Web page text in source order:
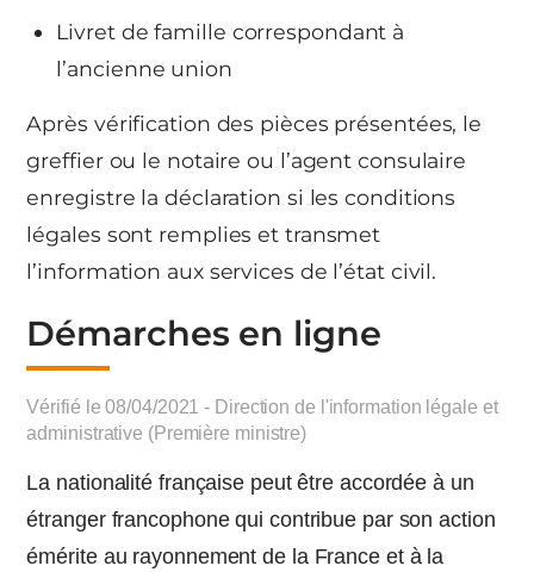
Livret de famille correspondant à
l’ancienne union
Après vérification des pièces présentées, le
greffier ou le notaire ou l’agent consulaire
enregistre la déclaration si les conditions
légales sont remplies et transmet
l’information aux services de l’état civil.
Démarches en ligne
Vérifié le 08/04/2021 - Direction de l'information légale et
administrative (Première ministre)
La nationalité française peut être accordée à un
étranger francophone qui contribue par son action
émérite au rayonnement de la France et à la